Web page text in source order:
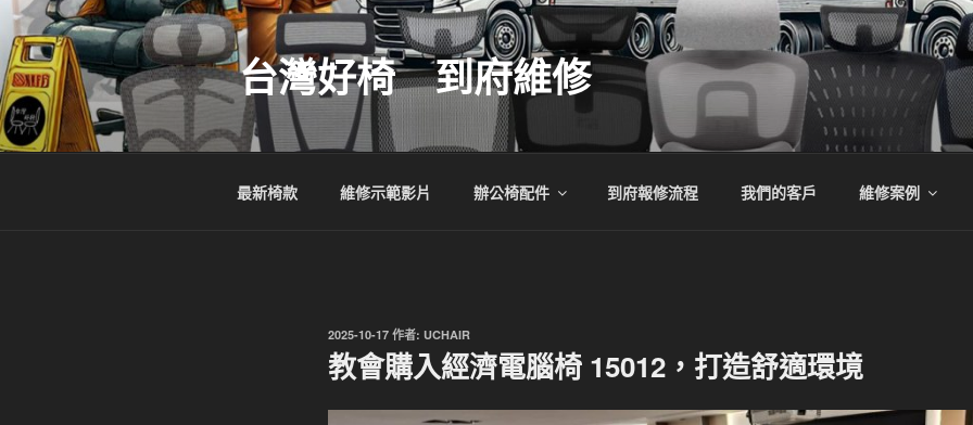
跳
至
主
要
內
容
台灣好椅 到府維修
最新椅款 維修示範影片 辦公椅配件 到府報修流程 我們的客戶 維修案例
發
佈
於
2025-10-17 作者: UCHAIR
教會購入經濟電腦椅 15012，打造舒適環境